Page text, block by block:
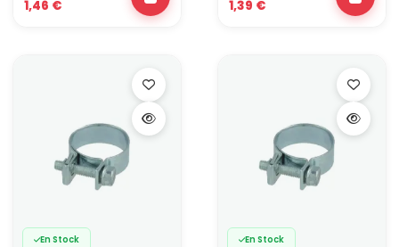
1,46 € 1,39 €
En Stock En Stock